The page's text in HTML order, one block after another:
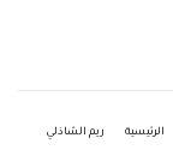
الرئيسية
ريم الشاذلي